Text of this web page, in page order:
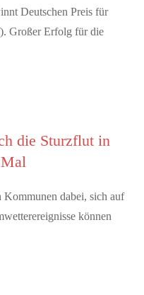
Deutschen Preis für
Großer Erfolg für die
die Sturzflut in
Kommunen dabei, sich auf
können